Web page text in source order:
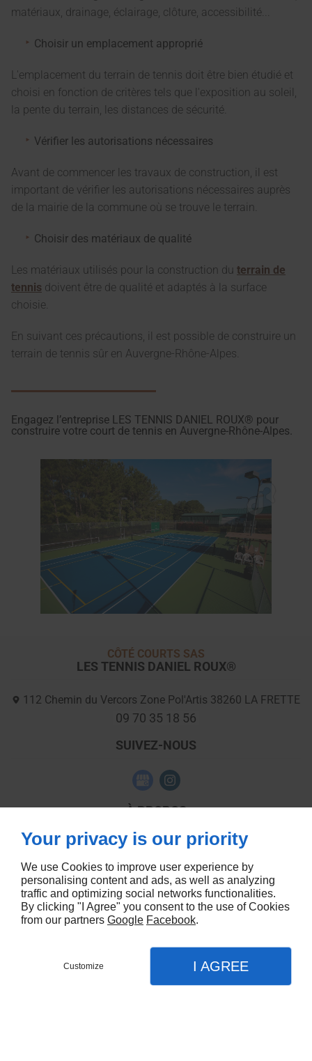
matériaux, drainage, éclairage, clôture, accessibilité...
Choisir un emplacement approprié
L'emplacement du terrain de tennis doit être bien étudié et
choisi en fonction de critères tels que l'exposition au soleil,
la pente du terrain, les distances de sécurité.
Vérifier les autorisations nécessaires
Avant de commencer les travaux de construction, il est
important de vérifier les autorisations nécessaires auprès
de la mairie de la commune où se trouve le terrain.
Choisir des matériaux de qualité
Les matériaux utilisés pour la construction du terrain de
tennis doivent être de qualité et adaptés à la surface
choisie.
En suivant ces précautions, il est possible de construire un
terrain de tennis sûr en Auvergne-Rhône-Alpes.
Engagez l’entreprise LES TENNIS DANIEL ROUX® pour
construire votre court de tennis en Auvergne-Rhône-Alpes.
CÔTÉ COURTS SAS
LES TENNIS DANIEL ROUX®
112 Chemin du Vercors Zone Pol'Artis 38260 LA FRETTE
09 70 35 18 56
À PROPOS
Accueil
Mentions légales
Plan du site
SUIVEZ-NOUS
CONTACTEZ-NOUS
Your privacy is our priority
We use Cookies to improve user experience by
personalising content and ads, as well as analyzing
traffic and optimizing social networks functionalities.
By clicking "I Agree" you consent to the use of Cookies
from our partners Google Facebook.
Customize I AGREE